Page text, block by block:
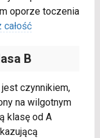
oporze toczenia
całość
B
czynnikiem,
na wilgotnym
klasę od A